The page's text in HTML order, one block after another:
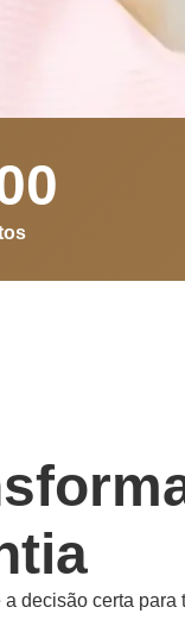
decisão certa para